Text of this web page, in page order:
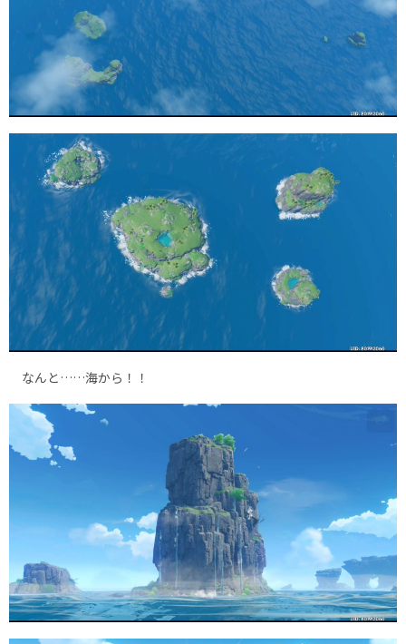
なんと……海から！！